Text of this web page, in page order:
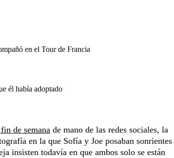
en el Tour de Francia
él había adoptado
de semana de mano de las redes sociales, la
en la que Sofía y Joe posaban
insisten todavía en que ambos solo se están